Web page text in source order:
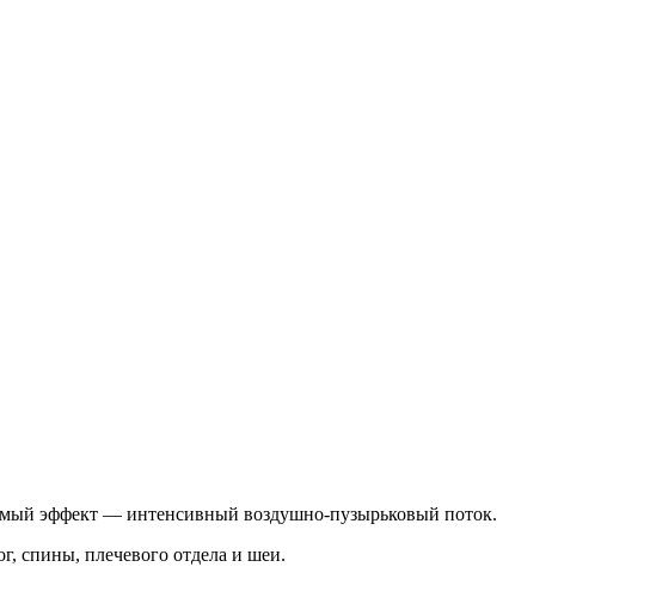
эффект — интенсивный воздушно-пузырьковый поток.
спины, плечевого отдела и шеи.